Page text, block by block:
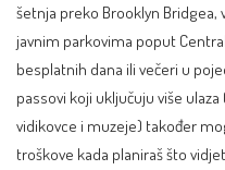
šetnja preko Brooklyn Bridgea,
javnim parkovima poput
besplatnih dana ili večeri u
passovi koji uključuju više
vidikovce i muzeje) također
troškove kada planiraš što